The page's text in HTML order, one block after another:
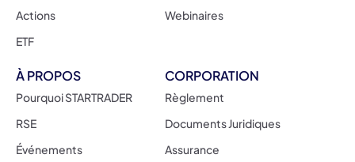
Actions
ETF
Webinaires
À PROPOS
Pourquoi STARTRADER
RSE
Événements
CORPORATION
Règlement
Documents Juridiques
Assurance